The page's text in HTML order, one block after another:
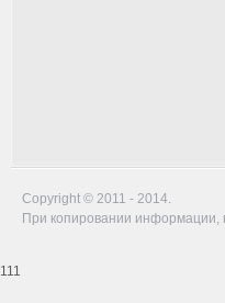
Copyright © 2011 - 2014.
При копировании информации,
111